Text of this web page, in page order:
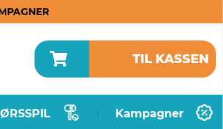
TIL KASSEN
Kampagner